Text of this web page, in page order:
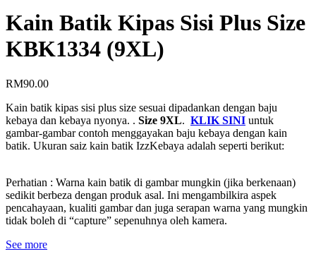
Kain Batik Kipas Sisi Plus Size
KBK1334 (9XL)
RM90.00
Kain batik kipas sisi plus size sesuai dipadankan dengan baju
kebaya dan kebaya nyonya. . Size 9XL. KLIK SINI untuk
gambar-gambar contoh menggayakan baju kebaya dengan kain
batik. Ukuran saiz kain batik IzzKebaya adalah seperti berikut:
Perhatian : Warna kain batik di gambar mungkin (jika berkenaan)
sedikit berbeza dengan produk asal. Ini mengambilkira aspek
pencahayaan, kualiti gambar dan juga serapan warna yang mungkin
tidak boleh di “capture” sepenuhnya oleh kamera.
See more